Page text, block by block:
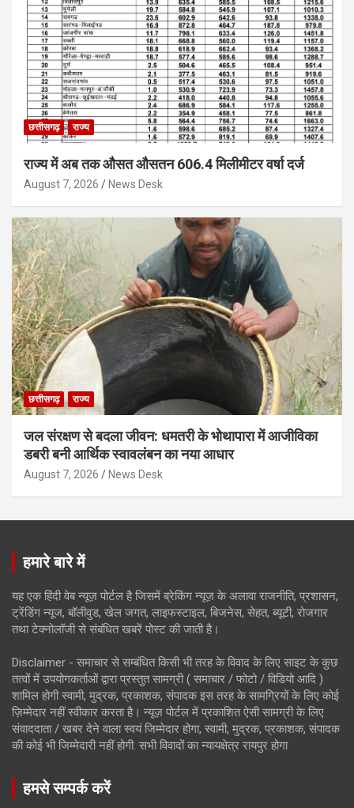
छत्तीसगढ़ राज्य
राज्य में अब तक औसत औसतन 606.4 मिलीमीटर वर्षा दर्ज
August 7, 2026 News Desk
छत्तीसगढ़ राज्य
जल संरक्षण से बदला जीवन: धमतरी के भोथापारा में आजीविका
डबरी बनी आर्थिक स्वावलंबन का नया आधार
August 7, 2026 News Desk
हमारे बारे में
यह एक हिंदी वेब न्यूज़ पोर्टल है जिसमें ब्रेकिंग न्यूज़ के अलावा राजनीति, प्रशासन,
ट्रेंडिंग न्यूज, बॉलीवुड, खेल जगत, लाइफस्टाइल, बिजनेस, सेहत, ब्यूटी, रोजगार
तथा टेक्नोलॉजी से संबंधित खबरें पोस्ट की जाती है।
Disclaimer - समाचार से सम्बंधित किसी भी तरह के विवाद के लिए साइट के कुछ
तत्वों में उपयोगकर्ताओं द्वारा प्रस्तुत सामग्री ( समाचार / फोटो / विडियो आदि )
शामिल होगी स्वामी, मुद्रक, प्रकाशक, संपादक इस तरह के सामग्रियों के लिए कोई
ज़िम्मेदार नहीं स्वीकार करता है। न्यूज़ पोर्टल में प्रकाशित ऐसी सामग्री के लिए
संवाददाता / खबर देने वाला स्वयं जिम्मेदार होगा, स्वामी, मुद्रक, प्रकाशक, संपादक
की कोई भी जिम्मेदारी नहीं होगी. सभी विवादों का न्यायक्षेत्र रायपुर होगा
हमसे सम्पर्क करें